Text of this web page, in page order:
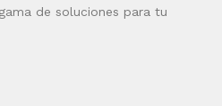
de soluciones para tu